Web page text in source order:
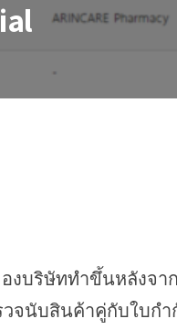
งบริษัททำขึ้นหลังจ
จนับสินค้าคู่กับใบก